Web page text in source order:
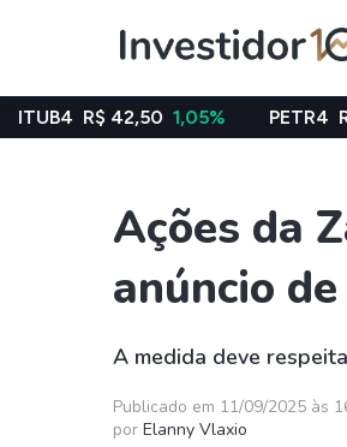
Assuntos do
Índice
Ibovespa
Taesa
1,05% PETR4 R$ 41,86 -
Ações da
anúncio
A medida deve
Publicado em 11/09/2025 às
por Elanny Vlaxio